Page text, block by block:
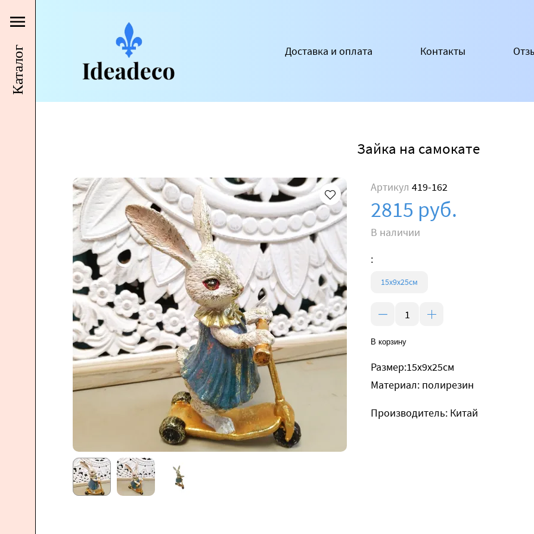
Доставка и оплата Контакты
Каталог
Зайка на самокате
Артикул 419-162
2815 руб.
В наличии
:
15x9x25см
В корзину
Размер:15x9x25см
Материал: полирезин
Производитель: Китай